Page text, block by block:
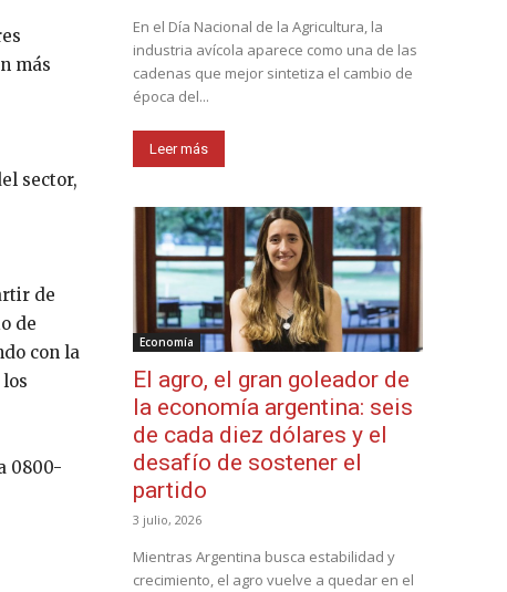
más
sector,
de
de
con la
0800-
En el Día Nacional de la Agricultura, la
industria avícola aparece como una de las
cadenas que mejor sintetiza el cambio de
época del...
Leer más
Economía
El agro, el gran goleador de
la economía argentina: seis
de cada diez dólares y el
desafío de sostener el
partido
3 julio, 2026
Mientras Argentina busca estabilidad y
crecimiento, el agro vuelve a quedar en el